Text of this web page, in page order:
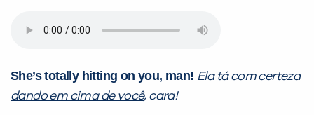
She’s totally hitting on you, man! Ela tá com certeza
dando em cima de você, cara!